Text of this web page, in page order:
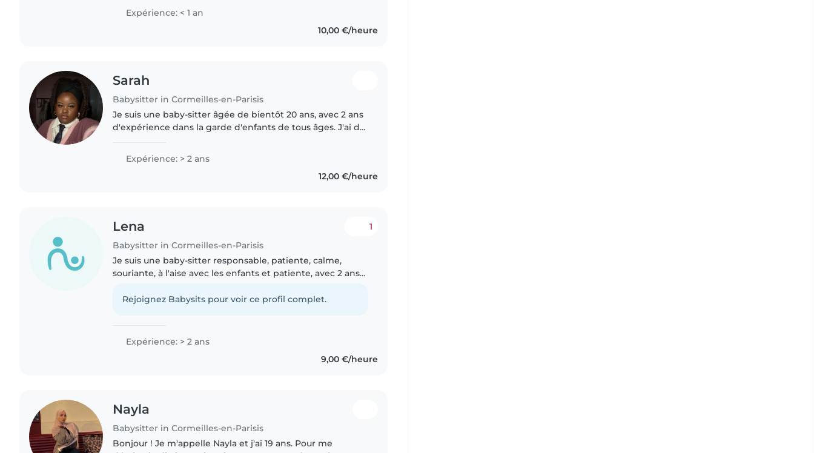
Expérience: < 1 an
10,00 €/heure
Sarah
Babysitter in Cormeilles-en-Parisis
Je suis une baby-sitter âgée de bientôt 20 ans, avec 2 ans
d'expérience dans la garde d'enfants de tous âges. J'ai de
famille que..
Expérience: > 2 ans
12,00 €/heure
Lena
Babysitter in Cormeilles-en-Parisis
1
Je suis une baby-sitter responsable, patiente, calme,
souriante, à l'aise avec les enfants et patiente, avec 2 ans
aux adolescents...
Rejoignez Babysits pour voir ce profil complet.
Expérience: > 2 ans
9,00 €/heure
Nayla
Babysitter in Cormeilles-en-Parisis
Bonjour ! Je m'appelle Nayla et j'ai 19 ans. Pour me